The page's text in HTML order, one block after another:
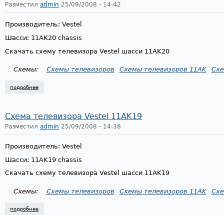
Разместил admin 25/09/2008 - 14:42
Производитель: Vestel
Шасси: 11AK20 chassis
Скачать схему телевизора Vestel шасси 11AK20
Схемы: Схемы телевизоров Схемы телевизоров 11AK
подробнее
Схема телевизора Vestel 11AK19
Разместил admin 25/09/2008 - 14:38
Производитель: Vestel
Шасси: 11AK19 chassis
Скачать схему телевизора Vestel шасси 11AK19
Схемы: Схемы телевизоров Схемы телевизоров 11AK
подробнее